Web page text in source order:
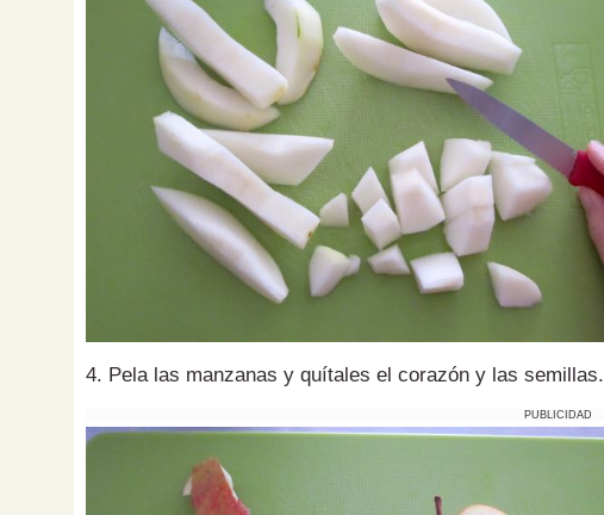
4. Pela las manzanas y quítales el corazón y las semillas.
PUBLICIDAD